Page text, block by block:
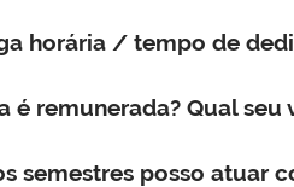
horária / tempo de
é remunerada? Qual seu
semestres posso atuar